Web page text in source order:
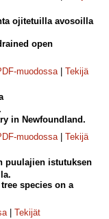
ojitetuilla avosoilla
open
muodossa| Tekijä
in Newfoundland.
muodossa| Tekijä
puulajien istutuksen
species on a
| Tekijät